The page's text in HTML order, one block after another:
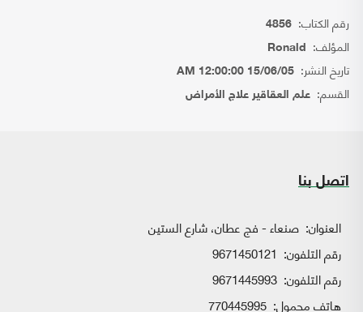
رقم الكتاب: 4856
المؤلف: Ronald
تاريخ النشر: 15/06/05 12:00:00 AM
القسم: علم العقاقير علاج الأمراض
اتصل بنا
العنوان: صنعاء - فج عطان، شارع الستين
رقم التلفون: 9671450121
رقم التلفون: 9671445993
هاتف محمول: 770445995